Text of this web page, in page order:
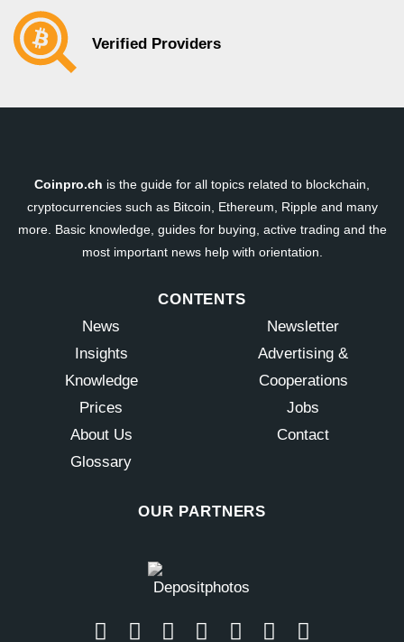
Verified Providers
Coinpro.ch is the guide for all topics related to blockchain,
cryptocurrencies such as Bitcoin, Ethereum, Ripple and many
more. Basic knowledge, guides for buying, active trading and the
most important news help with orientation.
CONTENTS
News
Insights
Knowledge
Prices
About Us
Glossary
Newsletter
Advertising &
Cooperations
Jobs
Contact
OUR PARTNERS